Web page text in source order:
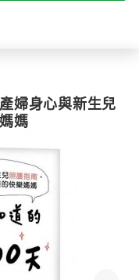
婦身心與新生兒
媽